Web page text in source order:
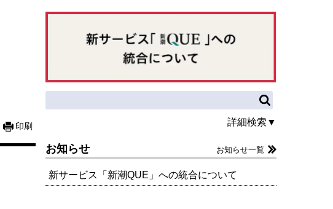
印刷 詳細検索▼
お知らせ お知らせ一覧
新サービス「新潮QUE」への統合について